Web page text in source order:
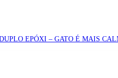
EPÓXI – GATO É MAIS